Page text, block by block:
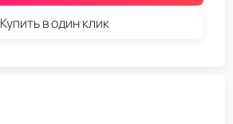
Купить в один клик